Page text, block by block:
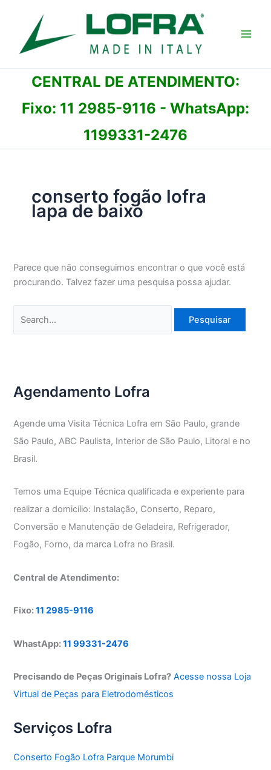
conteúdo
CENTRAL DE ATENDIMENTO:
Fixo: 11 2985-9116 - WhatsApp:
1199331-2476
conserto fogão lofra
lapa de baixo
Parece que não conseguimos encontrar o que você está
procurando. Talvez fazer uma pesquisa possa ajudar.
por:
Agendamento Lofra
Agende uma Visita Técnica Lofra em São Paulo, grande
São Paulo, ABC Paulista, Interior de São Paulo, Litoral e no
Brasil.
Temos uma Equipe Técnica qualificada e experiente para
realizar a domicílio: Instalação, Conserto, Reparo,
Conversão e Manutenção de Geladeira, Refrigerador,
Fogão, Forno, da marca Lofra no Brasil.
Central de Atendimento:
Fixo:11 2985-9116
WhastApp:11 99331-2476
Precisando de Peças Originais Lofra? Acesse nossa Loja
Virtual de Peças para Eletrodomésticos
Serviços Lofra
Conserto Fogão Lofra Parque Morumbi